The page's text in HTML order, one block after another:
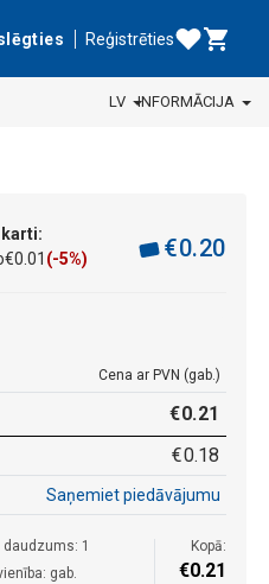
Reģistrēties
LV INFORMĀCIJA
karti:
€0 01 (-5%) €0.20
Cena ar PVN (gab.)
€0.21
€0.18
Saņemiet piedāvājumu
daudzums: 1
gab.
Kopā:
€0.21